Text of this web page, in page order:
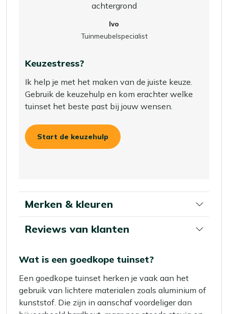
Ivo
Tuinmeubelspecialist
Keuzestress?
Ik help je met het maken van de juiste keuze.
Gebruik de keuzehulp en kom erachter welke
tuinset het beste past bij jouw wensen.
Start de keuzehulp
Merken & kleuren
Reviews van klanten
Wat is een goedkope tuinset?
Een goedkope tuinset herken je vaak aan het
gebruik van lichtere materialen zoals aluminium of
kunststof. Die zijn in aanschaf voordeliger dan